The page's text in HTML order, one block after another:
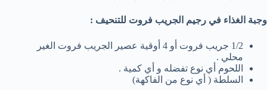
وجبة الغذاء في رجيم الجريب فروت للتنحيف :
1/2 جريب فروت أو 4 أوقية عصير الجريب فروت الغير
محلي .
اللحوم أي نوع تفضله و أي كمية .
السلطة ( أي نوع من الفاكهة)